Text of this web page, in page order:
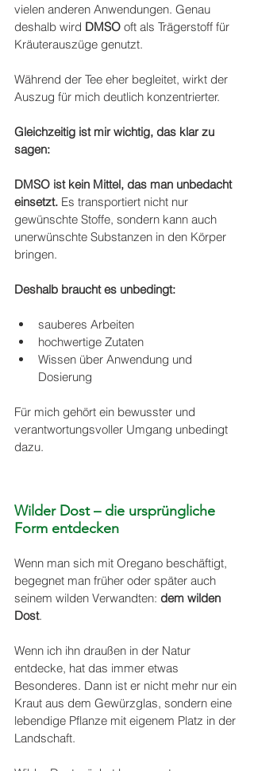
vielen anderen Anwendungen. Genau
deshalb wird DMSO oft als Trägerstoff für
Kräuterauszüge genutzt.
Während der Tee eher begleitet, wirkt der
Auszug für mich deutlich konzentrierter.
Gleichzeitig ist mir wichtig, das klar zu
sagen:
DMSO ist kein Mittel, das man unbedacht
einsetzt. Es transportiert nicht nur
gewünschte Stoffe, sondern kann auch
unerwünschte Substanzen in den Körper
bringen.
Deshalb braucht es unbedingt:
sauberes Arbeiten
hochwertige Zutaten
Wissen über Anwendung und
Dosierung
Für mich gehört ein bewusster und
verantwortungsvoller Umgang unbedingt
dazu.
Wilder Dost – die ursprüngliche
Form entdecken
Wenn man sich mit Oregano beschäftigt,
begegnet man früher oder später auch
seinem wilden Verwandten: dem wilden
Dost.
Wenn ich ihn draußen in der Natur
entdecke, hat das immer etwas
Besonderes. Dann ist er nicht mehr nur ein
Kraut aus dem Gewürzglas, sondern eine
lebendige Pflanze mit eigenem Platz in der
Landschaft.